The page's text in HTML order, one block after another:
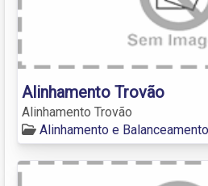
Alinhamento Trovão
Alinhamento Trovão
Alinhamento e